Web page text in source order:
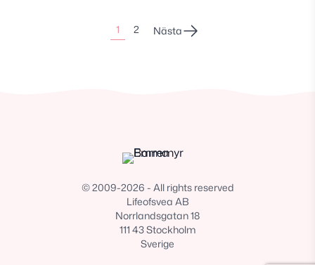
1 2 Nästa
© 2009-2026 - All rights reserved
Lifeofsvea AB
Norrlandsgatan 18
111 43 Stockholm
Sverige